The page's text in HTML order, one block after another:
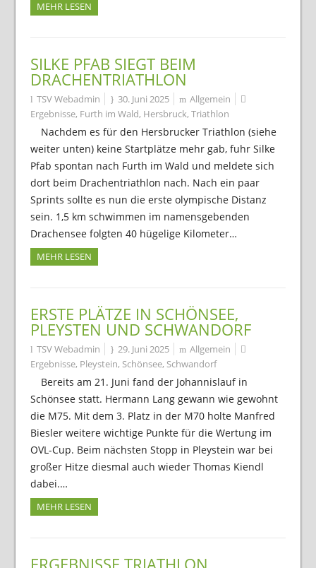
MEHR LESEN
SILKE PFAB SIEGT BEIM
DRACHENTRIATHLON
TSV Webadmin 30. Juni 2025
Allgemein
Ergebnisse, Furth im Wald, Hersbruck, Triathlon
Nachdem es für den Hersbrucker Triathlon (siehe
weiter unten) keine Startplätze mehr gab, fuhr Silke
Pfab spontan nach Furth im Wald und meldete sich
dort beim Drachentriathlon nach. Nach ein paar
Sprints sollte es nun die erste olympische Distanz
sein. 1,5 km schwimmen im namensgebenden
Drachensee folgten 40 hügelige Kilometer…
MEHR LESEN
ERSTE PLÄTZE IN SCHÖNSEE,
PLEYSTEN UND SCHWANDORF
TSV Webadmin 29. Juni 2025
Allgemein
Ergebnisse, Pleystein, Schönsee, Schwandorf
Bereits am 21. Juni fand der Johannislauf in
Schönsee statt. Hermann Lang gewann wie gewohnt
die M75. Mit dem 3. Platz in der M70 holte Manfred
Biesler weitere wichtige Punkte für die Wertung im
OVL-Cup. Beim nächsten Stopp in Pleystein war bei
großer Hitze diesmal auch wieder Thomas Kiendl
dabei.…
MEHR LESEN
ERGEBNISSE TRIATHLON